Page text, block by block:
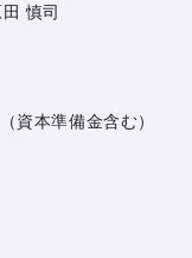
田 慎司
（資本準備金含む）